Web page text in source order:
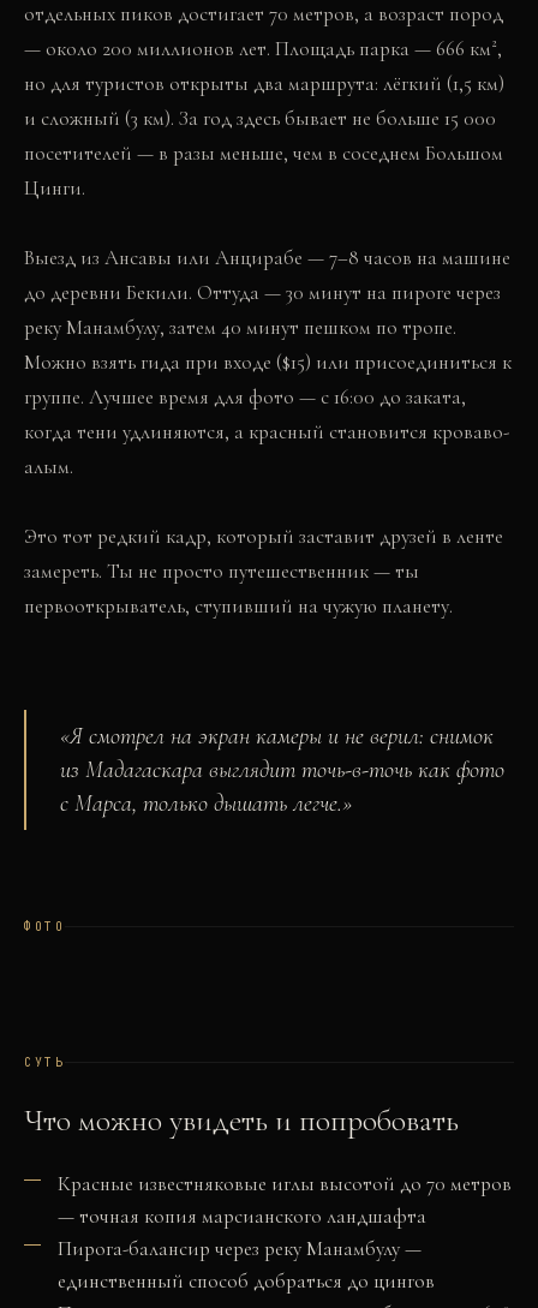
отдельных пиков достигает 70 метров, а возраст пород
— около 200 миллионов лет. Площадь парка — 666 км²,
но для туристов открыты два маршрута: лёгкий (1,5 км)
и сложный (3 км). За год здесь бывает не больше 15 000
посетителей — в разы меньше, чем в соседнем Большом
Цинги.
Выезд из Ансавы или Анцирабе — 7–8 часов на машине
до деревни Бекили. Оттуда — 30 минут на пироге через
реку Манамбулу, затем 40 минут пешком по тропе.
Можно взять гида при входе ($15) или присоединиться к
группе. Лучшее время для фото — с 16:00 до заката,
когда тени удлиняются, а красный становится кроваво-
алым.
Это тот редкий кадр, который заставит друзей в ленте
замереть. Ты не просто путешественник — ты
первооткрыватель, ступивший на чужую планету.
«Я смотрел на экран камеры и не верил: снимок
из Мадагаскара выглядит точь-в-точь как фото
с Марса, только дышать легче.»
ФОТО
СУТЬ
Что можно увидеть и попробовать
Красные известняковые иглы высотой до 70 метров
— точная копия марсианского ландшафта
Пирога-балансир через реку Манамбулу —
единственный способ добраться до цингов